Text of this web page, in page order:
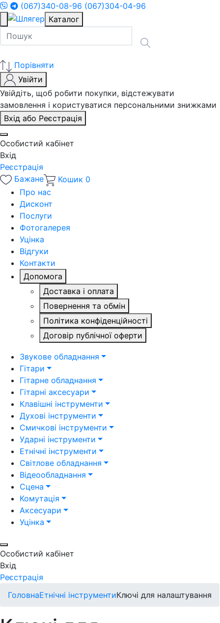
(067)340-08-96 (067)304-04-96
Каталог
Порівняти
Увійти
Увійдіть, щоб робити покупки, відстежувати
замовлення і користуватися персональними знижками
Вхід або Реєстрація
Особистий кабінет
Вхід
Реєстрація
Бажане
Кошик 0
Про нас
Дисконт
Послуги
Фотогалерея
Уцінка
Відгуки
Контакти
Допомога
Доставка і оплата
Повернення та обмін
Політика конфіденційності
Договір публічної оферти
Звукове обладнання
Гітари
Гітарне обладнання
Гітарні аксесуари
Клавішні інструменти
Духові інструменти
Смичкові інструменти
Ударні інструменти
Етнічні інструменти
Світлове обладнання
Відеообладнання
Сцена
Комутація
Аксесуари
Уцінка
Особистий кабінет
Вхід
Реєстрація
ГоловнаЕтнічні інструментиКлючі для налаштування